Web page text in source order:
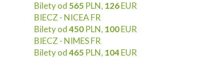
Bilety od 565 PLN, 126EUR
BIECZ - NICEA FR
Bilety od450 PLN, 100EUR
BIECZ - NIMES FR
Bilety od465 PLN, 104EUR